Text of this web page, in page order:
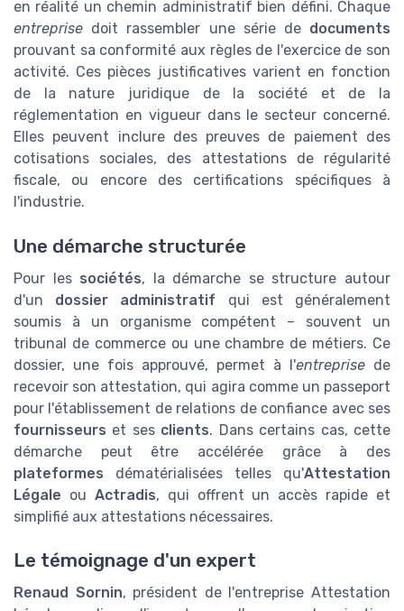
en réalité un chemin administratif bien défini. Chaque
entreprise doit rassembler une série de documents
prouvant sa conformité aux règles de l'exercice de son
activité. Ces pièces justificatives varient en fonction
de la nature juridique de la société et de la
réglementation en vigueur dans le secteur concerné.
Elles peuvent inclure des preuves de paiement des
cotisations sociales, des attestations de régularité
fiscale, ou encore des certifications spécifiques à
l'industrie.
Une démarche structurée
Pour les sociétés, la démarche se structure autour
d'un dossier administratif qui est généralement
soumis à un organisme compétent – souvent un
tribunal de commerce ou une chambre de métiers. Ce
dossier, une fois approuvé, permet à l'entreprise de
recevoir son attestation, qui agira comme un passeport
pour l'établissement de relations de confiance avec ses
fournisseurs et ses clients. Dans certains cas, cette
démarche peut être accélérée grâce à des
plateformes dématérialisées telles qu'Attestation
Légale ou Actradis, qui offrent un accès rapide et
simplifié aux attestations nécessaires.
Le témoignage d'un expert
Renaud Sornin, président de l'entreprise Attestation